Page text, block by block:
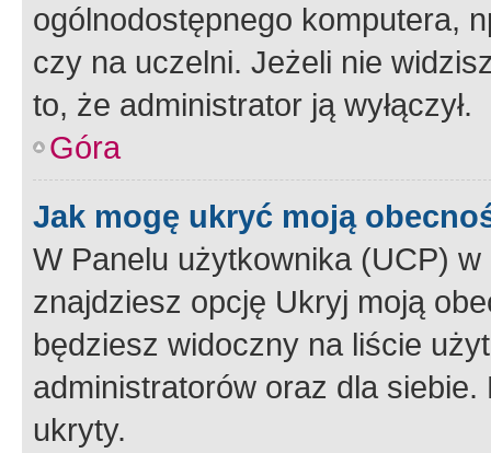
ogólnodostępnego komputera,
czy na uczelni. Jeżeli nie
to, że administrator ją wyłączył.
Góra
Jak mogę ukryć moją
W Panelu użytkownika (UCP) w
znajdziesz opcję Ukryj moją
będziesz widoczny na liście
administratorów oraz dla
ukryty.